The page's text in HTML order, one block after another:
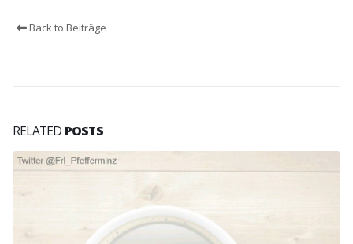
Back to Beiträge
RELATED POSTS